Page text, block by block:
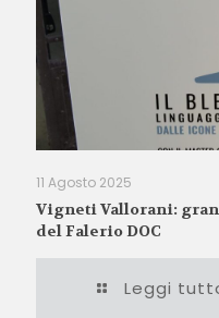
11 Agosto 2025
Vigneti Vallorani:
del Falerio DOC
Leggi